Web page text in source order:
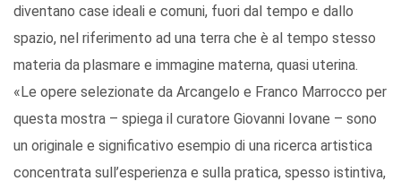
diventano case ideali e comuni, fuori dal tempo e dallo
spazio, nel riferimento ad una terra che è al tempo stesso
materia da plasmare e immagine materna, quasi uterina.
«Le opere selezionate da Arcangelo e Franco Marrocco per
questa mostra – spiega il curatore Giovanni Iovane – sono
un originale e significativo esempio di una ricerca artistica
concentrata sull’esperienza e sulla pratica, spesso istintiva,